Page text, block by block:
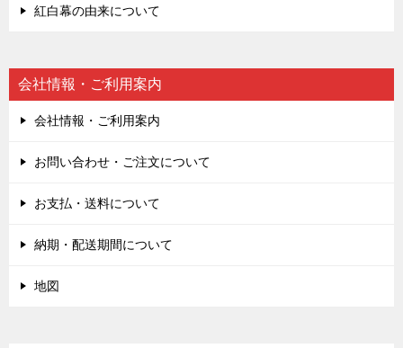
紅白幕の由来について
会社情報・ご利用案内
会社情報・ご利用案内
お問い合わせ・ご注文について
お支払・送料について
納期・配送期間について
地図